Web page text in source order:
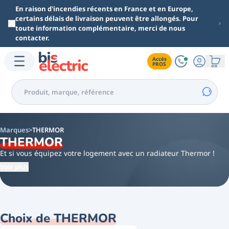
Aller au contenu principal
En raison d'incendies récents en France et en Europe,
certains délais de livraison peuvent être allongés. Pour
toute information complémentaire, merci de nous
contacter.
Accès
PROS
Marques THERMOR
THERMOR
Et si vous équipez votre logement avec un radiateur Thermor !
contemporain l’entreprise française Thermor est leader dans le
domaine de système de chauffage. Bénéficiant d’un savoir-faire
offrir un large choix de solutions de chauffage répondant aux
Choix de THERMOR